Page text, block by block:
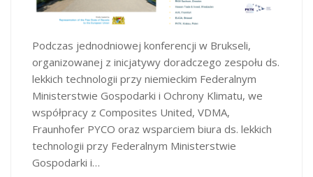
Podczas jednodniowej konferencji w Brukseli,
organizowanej z inicjatywy doradczego zespołu ds.
lekkich technologii przy niemieckim Federalnym
Ministerstwie Gospodarki i Ochrony Klimatu, we
współpracy z Composites United, VDMA,
Fraunhofer PYCO oraz wsparciem biura ds. lekkich
technologii przy Federalnym Ministerstwie
Gospodarki i…